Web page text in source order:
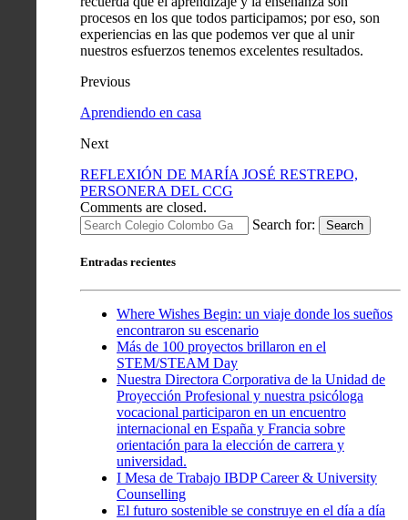
procesos en los que todos participamos; por eso, son
experiencias en las que podemos ver que al unir
nuestros esfuerzos tenemos excelentes resultados.
Previous
Aprendiendo en casa
Next
REFLEXIÓN DE MARÍA JOSÉ RESTREPO,
PERSONERA DEL CCG
Comments are closed.
Search for:
Search
Entradas recientes
Where Wishes Begin: un viaje donde los sueños
encontraron su escenario
Más de 100 proyectos brillaron en el
STEM/STEAM Day
Nuestra Directora Corporativa de la Unidad de
Proyección Profesional y nuestra psicóloga
vocacional participaron en un encuentro
internacional en España y Francia sobre
orientación para la elección de carrera y
universidad.
I Mesa de Trabajo IBDP Career & University
Counselling
El futuro sostenible se construye en el día a día